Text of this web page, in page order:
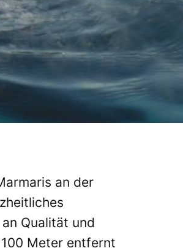
an der
Qualität und
Meter entfernt